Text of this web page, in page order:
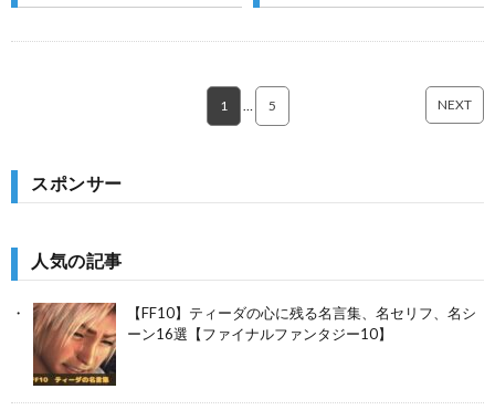
1 … 5 NEXT
スポンサー
人気の記事
【FF10】ティーダの心に残る名言集、名セリフ、名シ
ーン16選【ファイナルファンタジー10】